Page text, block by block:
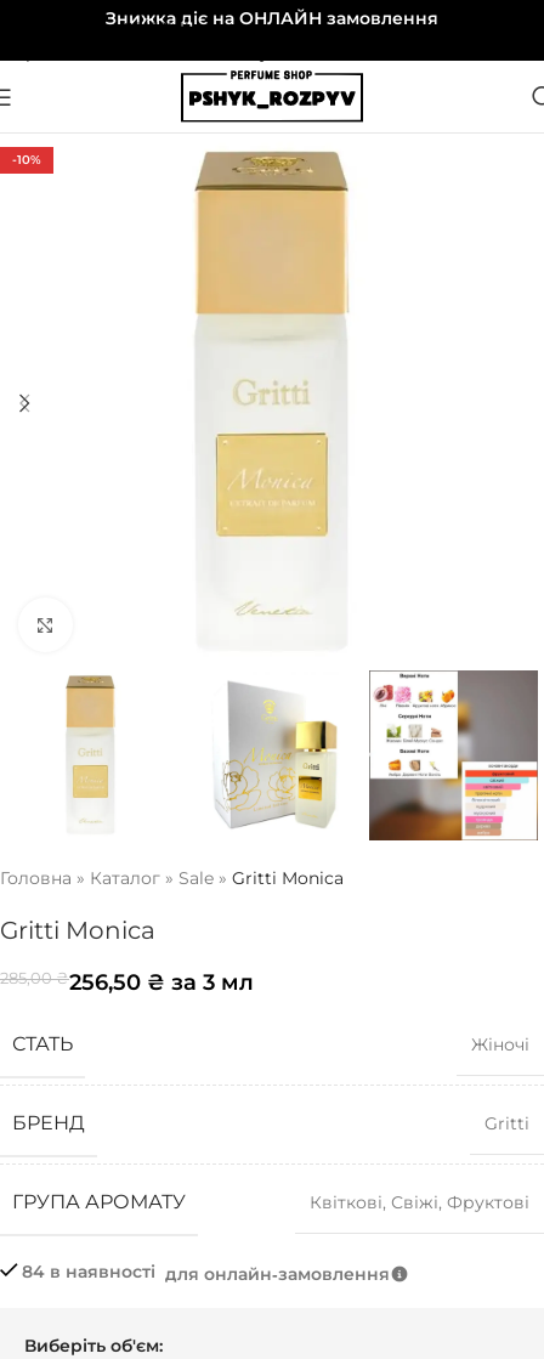
Перейти до навігаціїЗнижка діє на ОНЛАЙН замовлення
-10%
Головна » Каталог » Sale » Gritti Monica
Gritti Monica
285,00₴256,50 ₴ за 3 мл
СТАТЬ Жіночі
БРЕНД Gritti
ГРУПА АРОМАТУ Квіткові, Свіжі, Фруктові
84 в наявності для онлайн‑замовлення
Виберіть об'єм: